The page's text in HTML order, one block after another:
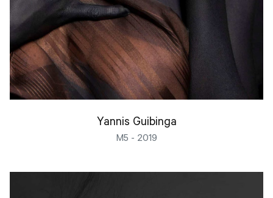
Yannis Guibinga
M5 - 2019